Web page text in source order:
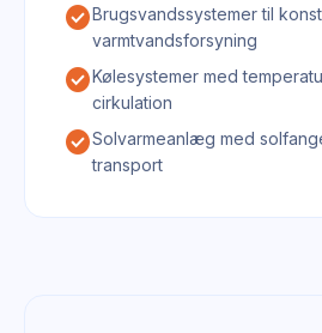
check_circleBrugsvandssystemer til
varmtvandsforsyning
check_circleKølesystemer med
cirkulation
check_circleSolvarmeanlæg med
transport